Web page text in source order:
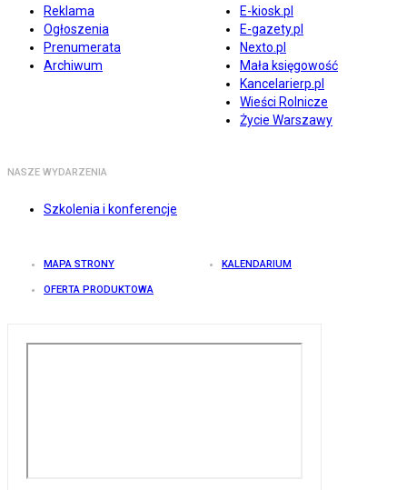
Reklama
Ogłoszenia
Prenumerata
Archiwum
E-kiosk.pl
E-gazety.pl
Nexto.pl
Mała księgowość
Kancelarierp.pl
Wieści Rolnicze
Życie Warszawy
NASZE WYDARZENIA
Szkolenia i konferencje
MAPA STRONY KALENDARIUM
OFERTA PRODUKTOWA